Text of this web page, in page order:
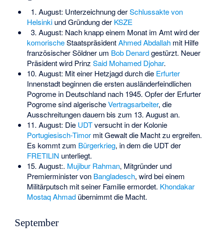
1. August: Unterzeichnung derSchlussakte von
Helsinkiund Gründung der KSZE
3. August: Nach knapp einem Monat im Amt wird der
komorischeStaatspräsidentAhmed Abdallahmit Hilfe
französischer Söldner um Bob Denardgestürzt. Neuer
Präsident wird Prinz Said Mohamed Djohar.
10. August: Mit einer Hetzjagd durch die Erfurter
Innenstadt beginnen die ersten ausländerfeindlichen
Pogrome in Deutschland nach 1945. Opfer der Erfurter
Pogromesind algerischeVertragsarbeiter, die
Ausschreitungen dauern bis zum 13. August an.
11. August: Die UDTversucht in der Kolonie
Portugiesisch-Timormit Gewalt die Macht zu ergreifen.
Es kommt zum Bürgerkrieg, in dem die UDT der
FRETILIN unterliegt.
15. August:. Mujibur Rahman, Mitgründer und
Premierminister von Bangladesch, wird bei einem
Militärputsch mit seiner Familie ermordet. Khondakar
Mostaq Ahmadübernimmt die Macht.
September